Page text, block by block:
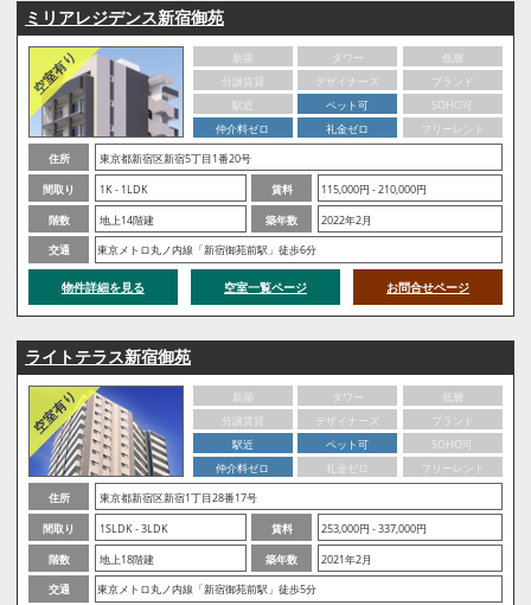
ミリアレジデンス新宿御苑
新築 タワー
低層
分譲賃貸
デザイナーズ
ブランド
駅近
ペット可
SOHO可
仲介料ゼロ
礼金ゼロ
フリーレント
住所
東京都新宿区新宿5丁目1番20号
間取り
1K - 1LDK 賃料
115,000円 - 210,000円
階数
地上14階建 築年数
2022年2月
交通
東京メトロ丸ノ内線「新宿御苑前駅」徒歩6分
物件詳細を見る 空室一覧ページ お問合せページ
ライトテラス新宿御苑
新築 タワー
低層
分譲賃貸
デザイナーズ
ブランド
駅近
ペット可
SOHO可
仲介料ゼロ
礼金ゼロ
フリーレント
住所
東京都新宿区新宿1丁目28番17号
間取り
1SLDK - 3LDK 賃料
253,000円 - 337,000円
階数
地上18階建 築年数
2021年2月
交通
東京メトロ丸ノ内線「新宿御苑前駅」徒歩5分